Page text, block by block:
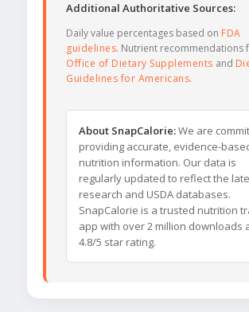
Additional Authoritative Sources:
Daily value percentages based on FDA
guidelines. Nutrient recommendations
Office of Dietary Supplements and
Guidelines for Americans.
About SnapCalorie:We are
providing accurate, evidence-
nutrition information. Our data is
regularly updated to reflect the
research and USDA databases.
SnapCalorie is a trusted nutrition
app with over 2 million downloads
4.8/5 star rating.